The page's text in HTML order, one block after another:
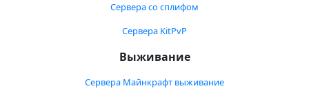
Сервера со сплифом
Сервера KitPvP
Выживание
Сервера Майнкрафт выживание